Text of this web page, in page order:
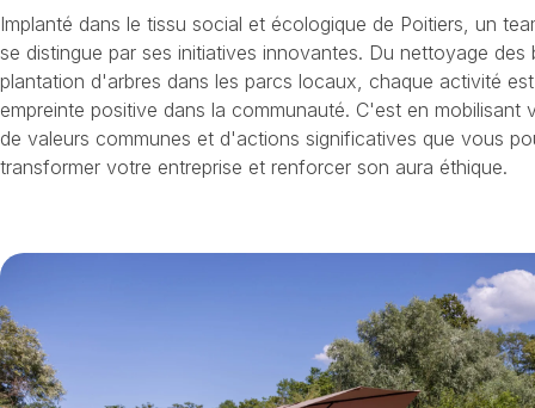
Implanté dans le tissu social et écologique de Poitiers, un
se distingue par ses initiatives innovantes. Du nettoyage des
plantation d'arbres dans les parcs locaux, chaque activité
empreinte positive dans la communauté. C'est en mobilisant
de valeurs communes et d'actions significatives que vous
transformer votre entreprise et renforcer son aura éthique.